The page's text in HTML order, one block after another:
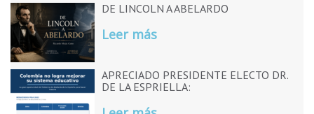
DE LINCOLN A ABELARDO
Leer más
APRECIADO PRESIDENTE ELECTO DR.
DE LA ESPRIELLA: